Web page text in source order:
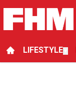
LIFESTYLE